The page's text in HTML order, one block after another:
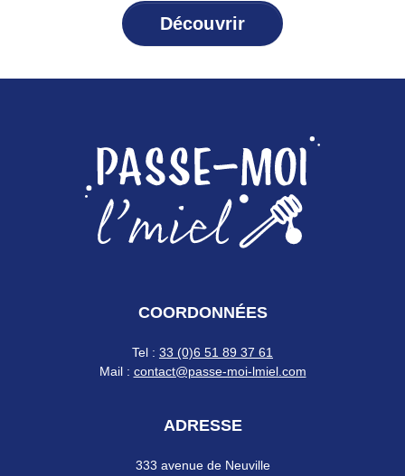
Découvrir
COORDONNÉES
Tel : 33 (0)6 51 89 37 61
Mail : contact@passe-moi-lmiel.com
ADRESSE
333 avenue de Neuville